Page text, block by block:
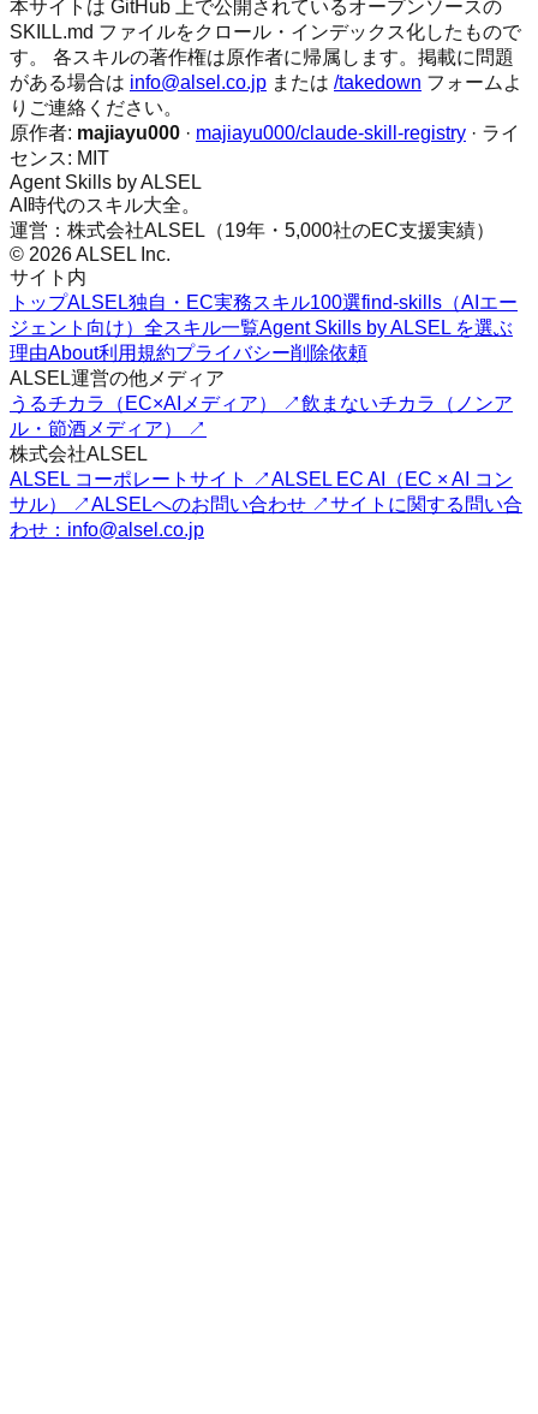
本サイトは GitHub 上で公開されているオープンソースの
SKILL.md ファイルをクロール・インデックス化したもので
す。 各スキルの著作権は原作者に帰属します。掲載に問題
がある場合は info@alsel.co.jp または /takedown フォームよ
りご連絡ください。
原作者: majiayu000 · majiayu000/claude-skill-registry · ライ
センス: MIT
Agent Skills by ALSEL
AI時代のスキル大全。
運営：株式会社ALSEL（19年・5,000社のEC支援実績）
© 2026 ALSEL Inc.
サイト内
トップALSEL独自・EC実務スキル100選find-skills（AIエー
ジェント向け） 全スキル一覧Agent Skills by ALSEL を選ぶ
理由About利用規約プライバシー削除依頼
ALSEL運営の他メディア
うるチカラ（EC×AIメディア） ↗飲まないチカラ（ノンア
ル・節酒メディア） ↗
株式会社ALSEL
ALSEL コーポレートサイト ↗ALSEL EC AI（EC × AI コン
サル） ↗ALSELへのお問い合わせ ↗サイトに関する問い合
わせ：info@alsel.co.jp